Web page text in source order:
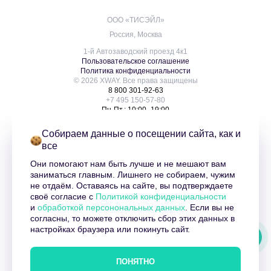
Собираем данные о посещении сайта, как и
все
Они помогают нам быть лучше и не мешают вам
заниматься главным. Лишнего не собираем, чужим
не отдаём. Оставаясь на сайте, вы подтверждаете
своё согласие с Политикой конфиденциальности
и обработкой персонональных данных . Если вы не
согласны, то можете отключить сбор этих данных в
настройках браузера или покинуть сайт.
ПОНЯТНО
ООО «ТИСЭЙЛ»
Россия, Москва
1-й Автозаводский проезд 4к1
Пользовательское соглашение
Политика конфиденциальности
© 2026 XWAY. Все права защищены
8 800 301-92-63
+7 495 150-57-80
Пн-Пт.: 10:00–19:00
Услуги
Клиенты
Оферта XWAY
Карта сайта
XWAY | Гид по маркетплейсам
XWAY: гид по маркетплейсам
XWAY | МАРКЕТПЛЕЙСЫ | ВЫВОД В ТОП